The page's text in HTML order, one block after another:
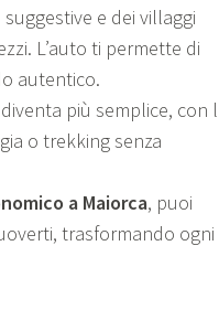
e dei villaggi
L’auto ti permette di
autentico.
più semplice, con
o trekking senza
a Maiorca, puoi
trasformando ogni